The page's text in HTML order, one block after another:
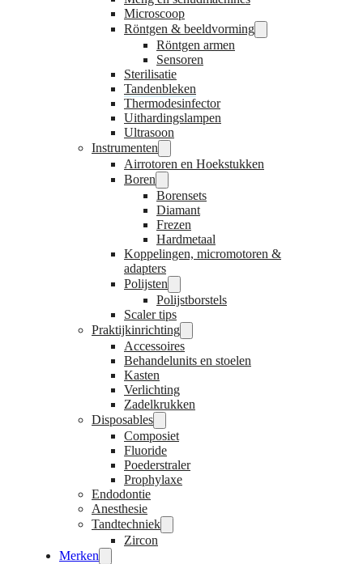
Microscoop
Röntgen & beeldvorming
Röntgen armen
Sensoren
Sterilisatie
Tandenbleken
Thermodesinfector
Uithardingslampen
Ultrasoon
Instrumenten
Airrotoren en Hoekstukken
Boren
Borensets
Diamant
Frezen
Hardmetaal
Koppelingen, micromotoren &
adapters
Polijsten
Polijstborstels
Scaler tips
Praktijkinrichting
Accessoires
Behandelunits en stoelen
Kasten
Verlichting
Zadelkrukken
Disposables
Composiet
Fluoride
Poederstraler
Prophylaxe
Endodontie
Anesthesie
Tandtechniek
Zircon
Merken